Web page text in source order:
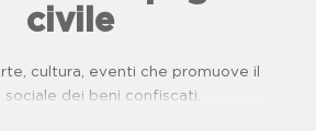
civile
cultura, eventi che promuove il
sociale dei beni confiscati.